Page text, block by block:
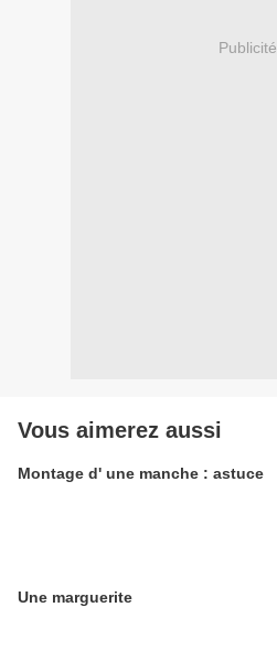
Publicité
Vous aimerez aussi
Montage d' une manche : astuce
Une marguerite